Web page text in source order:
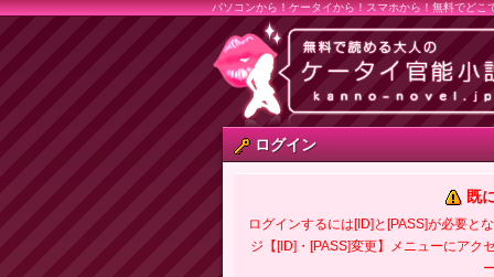
パソコンから！ケータイから！スマホから！無料でどこ
ログイン
既
ログインするには[ID]と[PASS]が必要と
ジ【[ID]・[PASS]変更】メニューにアク